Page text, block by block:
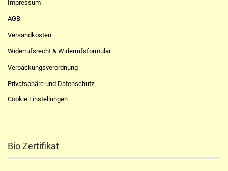
Impressum
AGB
Versandkosten
Widerrufsrecht & Widerrufsformular
Verpackungsverordnung
Privatsphäre und Datenschutz
Cookie Einstellungen
Bio Zertifikat